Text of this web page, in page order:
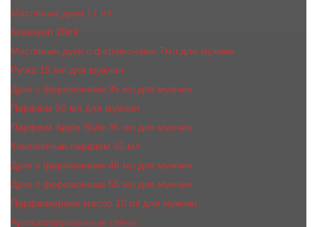
Масляные духи 17 ml
Kreasyon 20ml
Масляные духи c феромонами 7мл для мужчин
Ручка 15 мл для мужчин
Духи с феромонами 35 мл для мужчин
Парфюм 30 мл для мужчин
Парфюм Apple Style 35 мл для мужчин
Компактный парфюм 40 мл
Духи с феромонами 45 мл для мужчин
Духи с феромонами 55 мл для мужчин
Парфюмерное масло 10 ml для мужчин
Ароматизированные свечи